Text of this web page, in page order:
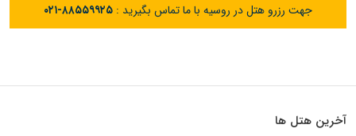
جهت رزرو هتل در روسیه با ما تماس بگیرید : ۰۲۱-۸۸۵۵۹۹۲۵
آخرین هتل ها